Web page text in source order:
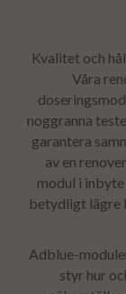
Kvalitet och
Våra
noggranna
garantera
av en
modul i
betydligt lägre
Adblue-
styr hur